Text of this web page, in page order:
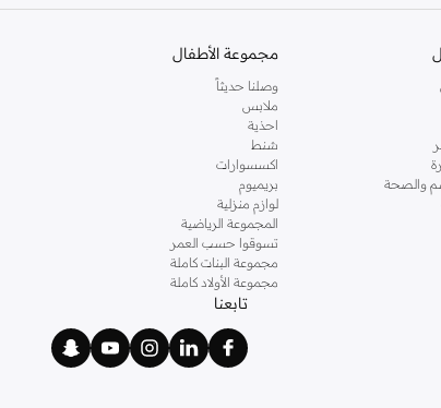
والصحة
مجموعة الأطفال
وصلنا حديثاً
ملابس
احذية
شنط
اكسسوارات
بريميوم
لوازم منزلية
المجموعة الرياضية
تسوقوا حسب العمر
مجموعة البنات كاملة
مجموعة الأولاد كاملة
تابعنا